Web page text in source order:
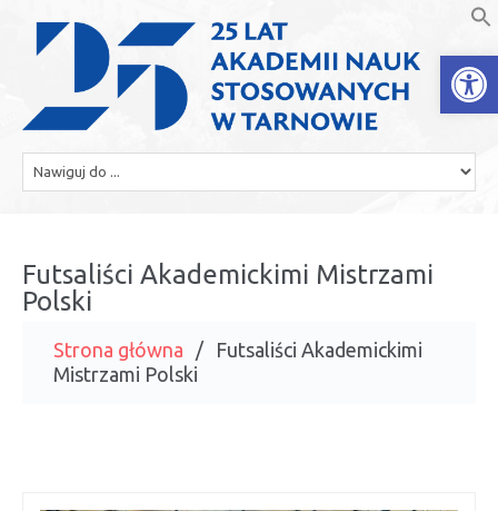
Futsaliści Akademickimi Mistrzami
Polski
Strona główna
Futsaliści Akademickimi
Mistrzami Polski